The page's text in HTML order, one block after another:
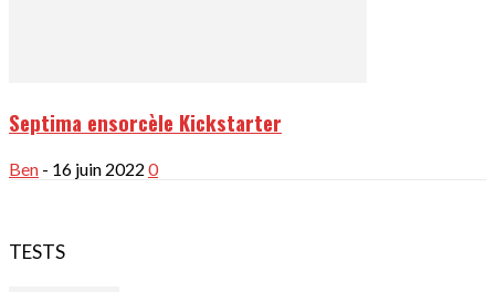
Septima ensorcèle Kickstarter
Ben - 16 juin 2022 0
TESTS